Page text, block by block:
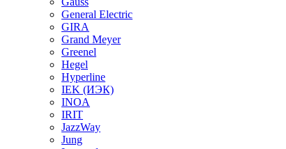
General Electric
GIRA
Grand Meyer
Greenel
Hegel
Hyperline
IEK (ИЭК)
INOA
IRIT
JazzWay
Jung